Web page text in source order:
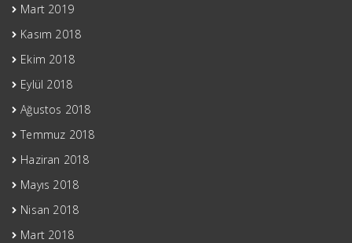
Mart 2019
Kasım 2018
Ekim 2018
Eylül 2018
Ağustos 2018
Temmuz 2018
Haziran 2018
Mayıs 2018
Nisan 2018
Mart 2018